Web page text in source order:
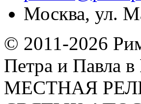
Москва, ул.
© 2011-2026
Петра и Павла
МЕСТНАЯ